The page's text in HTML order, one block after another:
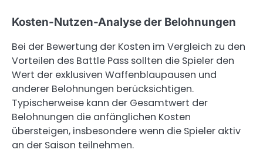
Kosten-Nutzen-Analyse der Belohnungen
Bei der Bewertung der Kosten im Vergleich zu den
Vorteilen des Battle Pass sollten die Spieler den
Wert der exklusiven Waffenblaupausen und
anderer Belohnungen berücksichtigen.
Typischerweise kann der Gesamtwert der
Belohnungen die anfänglichen Kosten
übersteigen, insbesondere wenn die Spieler aktiv
an der Saison teilnehmen.